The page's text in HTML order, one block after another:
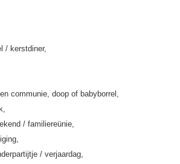
/ kerstdiner,
communie, doop of babyborrel,
/ familiereünie,
/ verjaardag,